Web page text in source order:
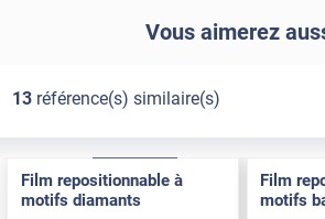
Vous aimerez
13référence(s) similaire(s)
Film repositionnable à
motifs diamants
Film
motifs